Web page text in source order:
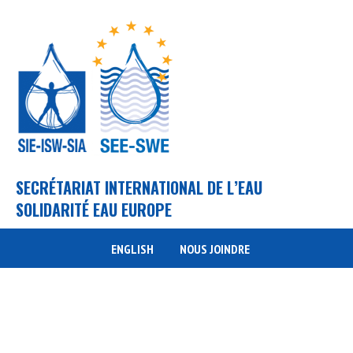
SECRÉTARIAT INTERNATIONAL DE L’EAU
SOLIDARITÉ EAU EUROPE
ENGLISH NOUS JOINDRE